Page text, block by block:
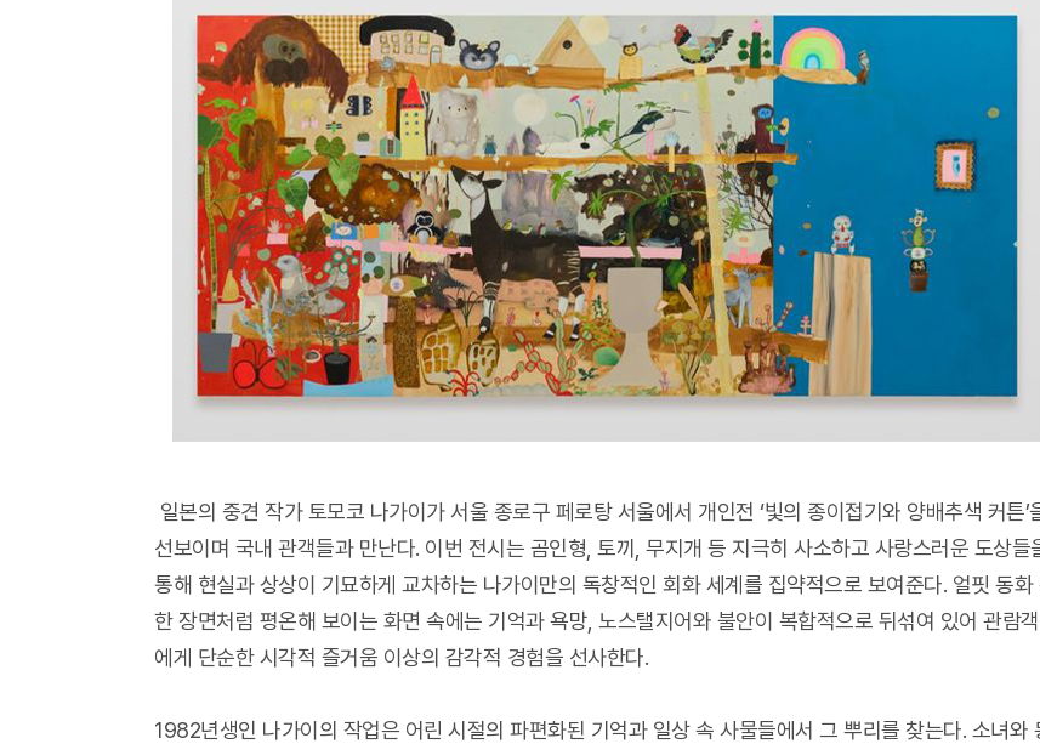
일본의 중견 작가 토모코 나가이가 서울 종로구 페로탕 서울에서 개인전 ‘빛의 종이접기와 양배추색 커튼’
선보이며 국내 관객들과 만난다. 이번 전시는 곰인형, 토끼, 무지개 등 지극히 사소하고 사랑스러운 도상들
통해 현실과 상상이 기묘하게 교차하는 나가이만의 독창적인 회화 세계를 집약적으로 보여준다. 얼핏 동화
한 장면처럼 평온해 보이는 화면 속에는 기억과 욕망, 노스탤지어와 불안이 복합적으로 뒤섞여 있어 관람
에게 단순한 시각적 즐거움 이상의 감각적 경험을 선사한다.
1982년생인 나가이의 작업은 어린 시절의 파편화된 기억과 일상 속 사물들에서 그 뿌리를 찾는다. 소녀와